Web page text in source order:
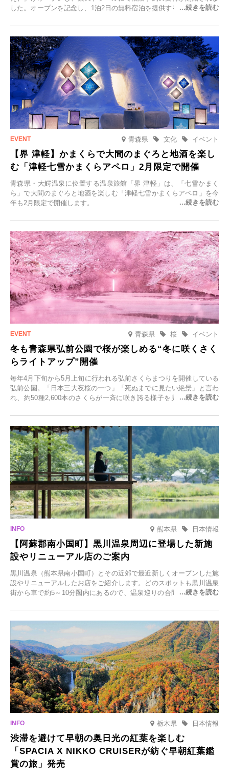
した。オープンを記念し、1泊2日の無料宿泊を提供するキャンペーン
一組限定の宿だからこそ叶う、大切な人との特別な時間を体験いただ
けます。
青森県 イベント
文化
【界 津軽】かまくらで大間のまぐろと地酒を楽し
む「津軽七雪かまくらアペロ」2月限定で開催
青森県・大鰐温泉に位置する温泉旅館「界 津軽」は、「七雪かまく
ら」で大間のまぐろと地酒を楽しむ「津軽七雪かまくらアペロ」を今
年も2月限定で開催します。
青森県 イベント
桜
冬も青森県弘前公園で桜が楽しめる“冬に咲くさく
らライトアップ”開催
毎年4月下旬から5月上旬に行われる弘前さくらまつりを開催している
弘前公園。「日本三大夜桜の一つ」「死ぬまでに見たい絶景」と言わ
れ、約50種2,600本のさくらが一斉に咲き誇る様子を見に、世界中か
日(月)～2026年2月28日(土)の期間、「冬に咲くさくらライトアップ」
を開催します。
熊本県 日本情報
【阿蘇郡南小国町】黒川温泉周辺に登場した新施
設やリニューアル店のご案内
黒川温泉（熊本県南小国町）とその近郊で最近新しくオープンした施
設やリニューアルしたお店をご紹介します。どのスポットも黒川温泉
街から車で約5～10分圏内にあるので、温泉巡りの合間に気軽に立ち
元食材にこだわったレストランなど、多彩な魅力が満載です。黒川温
泉の新たな楽しみとしてチェックしてみてください。
栃木県 日本情報
渋滞を避けて早朝の奥日光の紅葉を楽しむ
「SPACIA X NIKKO CRUISERが紡ぐ早朝紅葉鑑
賞の旅」発売